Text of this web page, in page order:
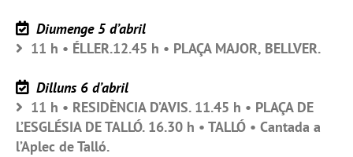
Diumenge 5 d’abril
11 h • ÉLLER.12.45 h • PLAÇA MAJOR, BELLVER.
Dilluns 6 d’abril
11 h • RESIDÈNCIA D’AVIS. 11.45 h • PLAÇA DE
L’ESGLÉSIA DE TALLÓ. 16.30 h • TALLÓ • Cantada a
l’Aplec de Talló.